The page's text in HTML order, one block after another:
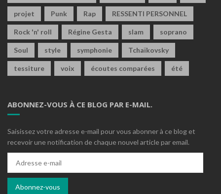
projet Punk Rap RESSENTI PERSONNEL
Rock 'n' roll Régine Gesta slam soprano
Soul style symphonie Tchaïkovsky
tessiture voix écoutes comparées été
ABONNEZ-VOUS À CE BLOG PAR E-MAIL.
Saisissez votre adresse e-mail pour vous abonner à ce blog et
recevoir une notification de chaque nouvel article par email.
mail
Abonnez-vous